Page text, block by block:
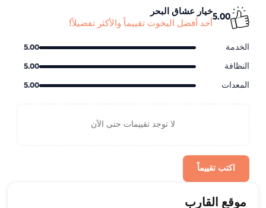
5.00
خيار عشاق البحر
أحد أفضل اليخوت تقييماً والأكثر تفضيلاً!
الخدمة 5.00
النظافة 5.00
المعدات 5.00
لا توجد تقييمات حتى الآن
اكتب تقييماً
موقع القارب